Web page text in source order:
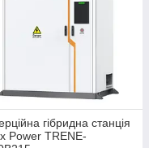
гібридна станція
Power TRENE-